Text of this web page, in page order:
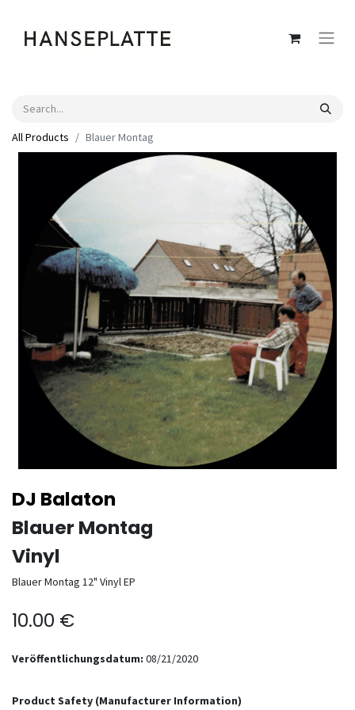
All Products Blauer Montag
DJ Balaton
Blauer Montag
Vinyl
Blauer Montag 12" Vinyl EP
10.00 €
Veröffentlichungsdatum: 08/21/2020
Product Safety (Manufacturer Information)